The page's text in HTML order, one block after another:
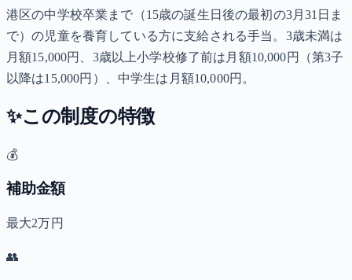
港区の中学校卒業まで（15歳の誕生日後の最初の3月31日ま
で）の児童を養育している方に支給される手当。3歳未満は
月額15,000円、3歳以上小学校修了前は月額10,000円（第3子
以降は15,000円）、中学生は月額10,000円。
✨この制度の特徴
💰
補助金額
最大2万円
👥